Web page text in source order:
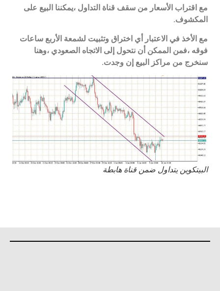
مع اقتراب الأسعار من سقف قناة التداول ،يمكننا البيع على
المكشوف.
مع الأخذ في الاعتبار أي اختراق وتثبيت لشمعة الأربع ساعات
فوقه ،فمن الممكن أن نتحول إلى الاتجاه الصعودي ،وهنا
سنخرج من مراكز البيع إن وجدت.
البيتكوين يتداول ضمن قناة هابطة